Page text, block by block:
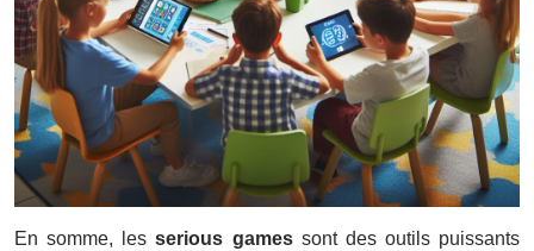
En somme, lesserious gamessont des outils puissants